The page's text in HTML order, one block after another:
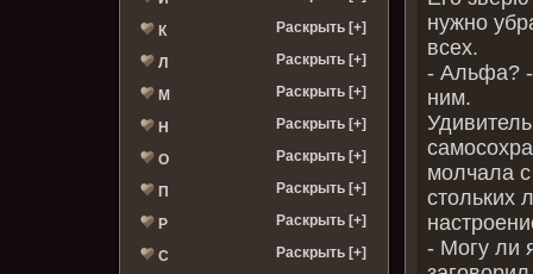
К Раскрыть [+]
Л Раскрыть [+]
М Раскрыть [+]
Н Раскрыть [+]
О Раскрыть [+]
П Раскрыть [+]
Р Раскрыть [+]
С Раскрыть [+]
нужно
всех.
‑ Альфа?
ним.
молчала
стольких
‑ Могу ли